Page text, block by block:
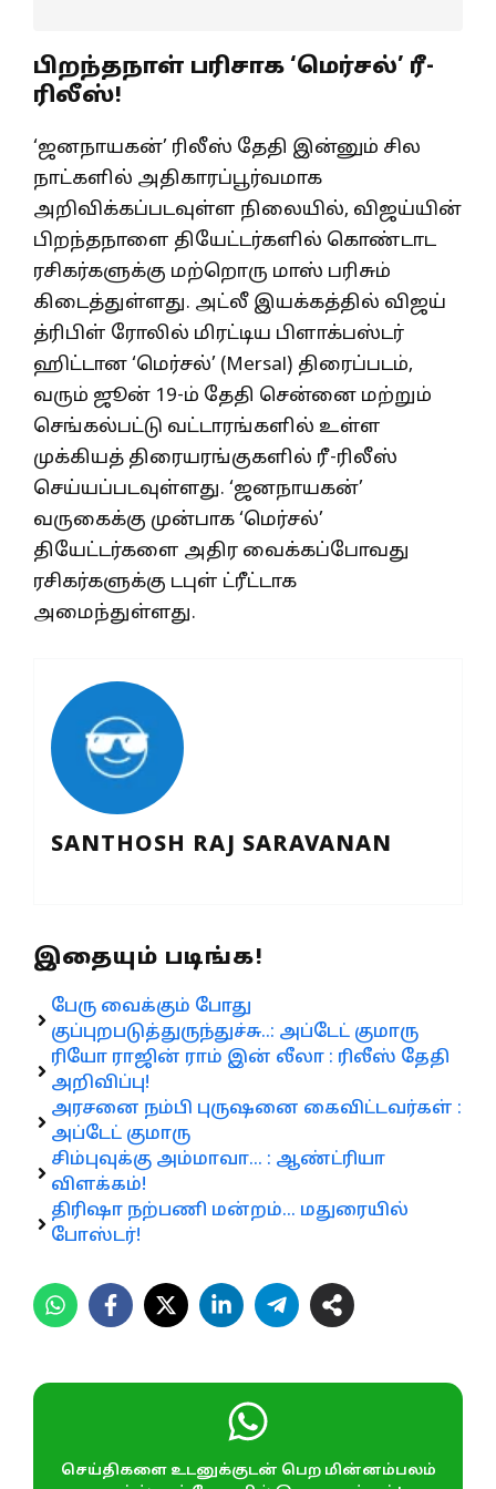
பிறந்தநாள் பரிசாக ‘மெர்சல்’ ரீ-
ரிலீஸ்!
‘ஜனநாயகன்’ ரிலீஸ் தேதி இன்னும் சில
நாட்களில் அதிகாரப்பூர்வமாக
அறிவிக்கப்படவுள்ள நிலையில், விஜய்யின்
பிறந்தநாளை தியேட்டர்களில் கொண்டாட
ரசிகர்களுக்கு மற்றொரு மாஸ் பரிசும்
கிடைத்துள்ளது. அட்லீ இயக்கத்தில் விஜய்
த்ரிபிள் ரோலில் மிரட்டிய பிளாக்பஸ்டர்
ஹிட்டான ‘மெர்சல்’ (Mersal) திரைப்படம்,
வரும் ஜூன் 19-ம் தேதி சென்னை மற்றும்
செங்கல்பட்டு வட்டாரங்களில் உள்ள
முக்கியத் திரையரங்குகளில் ரீ-ரிலீஸ்
செய்யப்படவுள்ளது. ‘ஜனநாயகன்’
வருகைக்கு முன்பாக ‘மெர்சல்’
தியேட்டர்களை அதிர வைக்கப்போவது
ரசிகர்களுக்கு டபுள் ட்ரீட்டாக
அமைந்துள்ளது.
SANTHOSH RAJ SARAVANAN
இதையும் படிங்க!
பேரு வைக்கும் போது
குப்புறபடுத்துருந்துச்சு..: அப்டேட் குமாரு
ரியோ ராஜின் ராம் இன் லீலா : ரிலீஸ் தேதி
அறிவிப்பு!
அரசனை நம்பி புருஷனை கைவிட்டவர்கள் :
அப்டேட் குமாரு
சிம்புவுக்கு அம்மாவா… : ஆண்ட்ரியா
விளக்கம்!
திரிஷா நற்பணி மன்றம்… மதுரையில்
போஸ்டர்!
செய்திகளை உடனுக்குடன் பெற மின்னம்பலம்